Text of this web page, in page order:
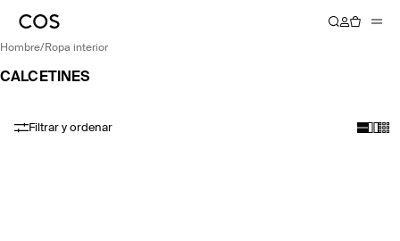
hombre/ ropa interior
CALCETINES
Filtrar y ordenar